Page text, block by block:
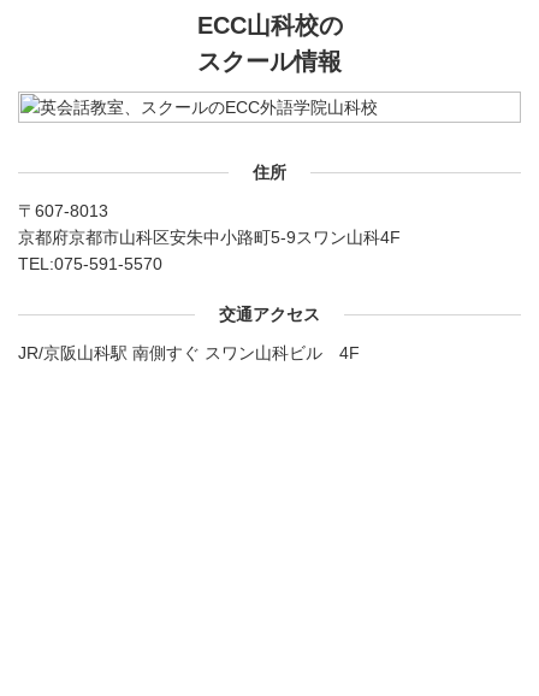
ECC山科校の
スクール情報
住所
〒607-8013
京都府京都市山科区安朱中小路町5-9スワン山科4F
TEL:075-591-5570
交通アクセス
JR/京阪山科駅 南側すぐ スワン山科ビル 4F